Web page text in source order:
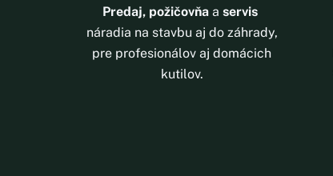
Predaj, požičovňa aservis
náradia na stavbu aj do záhrady,
pre profesionálov aj domácich
kutilov.